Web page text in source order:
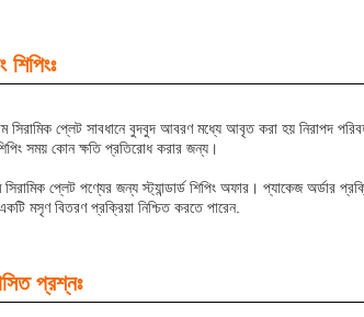
শিপিংঃ
সিরামিক প্লেট সাবধানে বুদবুদ আবরণ মধ্যে আবৃত করা হয় নিরাপদ
সময় কোন ক্ষতি প্রতিরোধ করার জন্য।
প্লেট পণ্যের জন্য স্ট্যান্ডার্ড শিপিং অফার। প্যাকেজ অর্ডার
মসৃণ বিতরণ প্রক্রিয়া নিশ্চিত করতে পারেন.
প্রশ্নঃ